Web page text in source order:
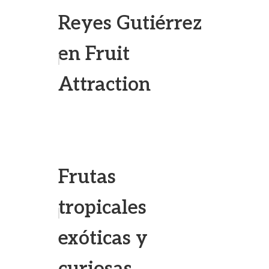
Reyes Gutiérrez
en Fruit
Attraction
Frutas
tropicales
exóticas y